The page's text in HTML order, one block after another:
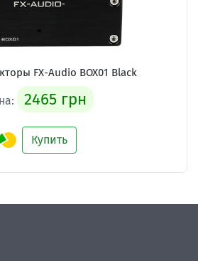
FX-Audio BOX01 Black
2465 грн
Купить